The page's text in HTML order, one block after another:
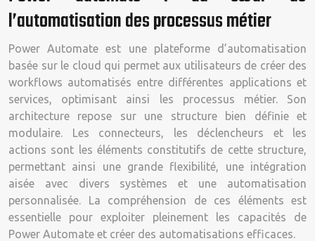
l’automatisation des processus métier
Power Automate est une plateforme d’automatisation
basée sur le cloud qui permet aux utilisateurs de créer des
workflows automatisés entre différentes applications et
services, optimisant ainsi les processus métier. Son
architecture repose sur une structure bien définie et
modulaire. Les connecteurs, les déclencheurs et les
actions sont les éléments constitutifs de cette structure,
permettant ainsi une grande flexibilité, une intégration
aisée avec divers systèmes et une automatisation
personnalisée. La compréhension de ces éléments est
essentielle pour exploiter pleinement les capacités de
Power Automate et créer des automatisations efficaces.